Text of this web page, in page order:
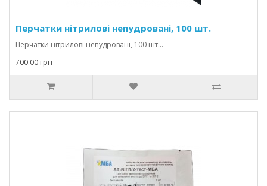
Перчатки нітрилові непудровані, 100 шт.
Перчатки нітрилові непудровані, 100 шт...
700.00 грн